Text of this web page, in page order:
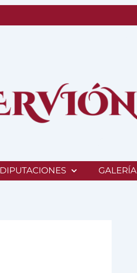
DIPUTACIONES GALERÍA